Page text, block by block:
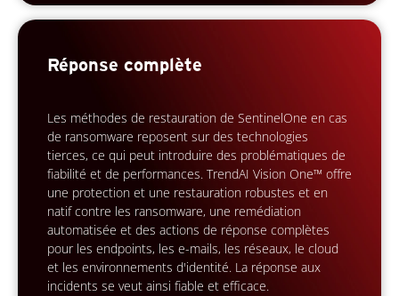
Réponse complète
Les méthodes de restauration de SentinelOne en cas
de ransomware reposent sur des technologies
tierces, ce qui peut introduire des problématiques de
fiabilité et de performances. TrendAI Vision One™ offre
une protection et une restauration robustes et en
natif contre les ransomware, une remédiation
automatisée et des actions de réponse complètes
pour les endpoints, les e-mails, les réseaux, le cloud
et les environnements d'identité. La réponse aux
incidents se veut ainsi fiable et efficace.